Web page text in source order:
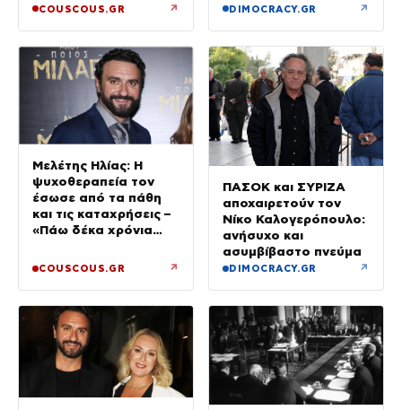
COUSCOUS.GR ↗ DIMOCRACY.GR ↗
Μελέτης Ηλίας: Η
ψυχοθεραπεία τον
έσωσε από τα πάθη
και τις καταχρήσεις –
«Πάω δέκα χρόνια
COUSCOUS.GR ↗
ΠΑΣΟΚ και ΣΥΡΙΖΑ
αποχαιρετούν τον
Νίκο Καλογερόπουλο:
ανήσυχο και
ασυμβίβαστο πνεύμα
DIMOCRACY.GR ↗